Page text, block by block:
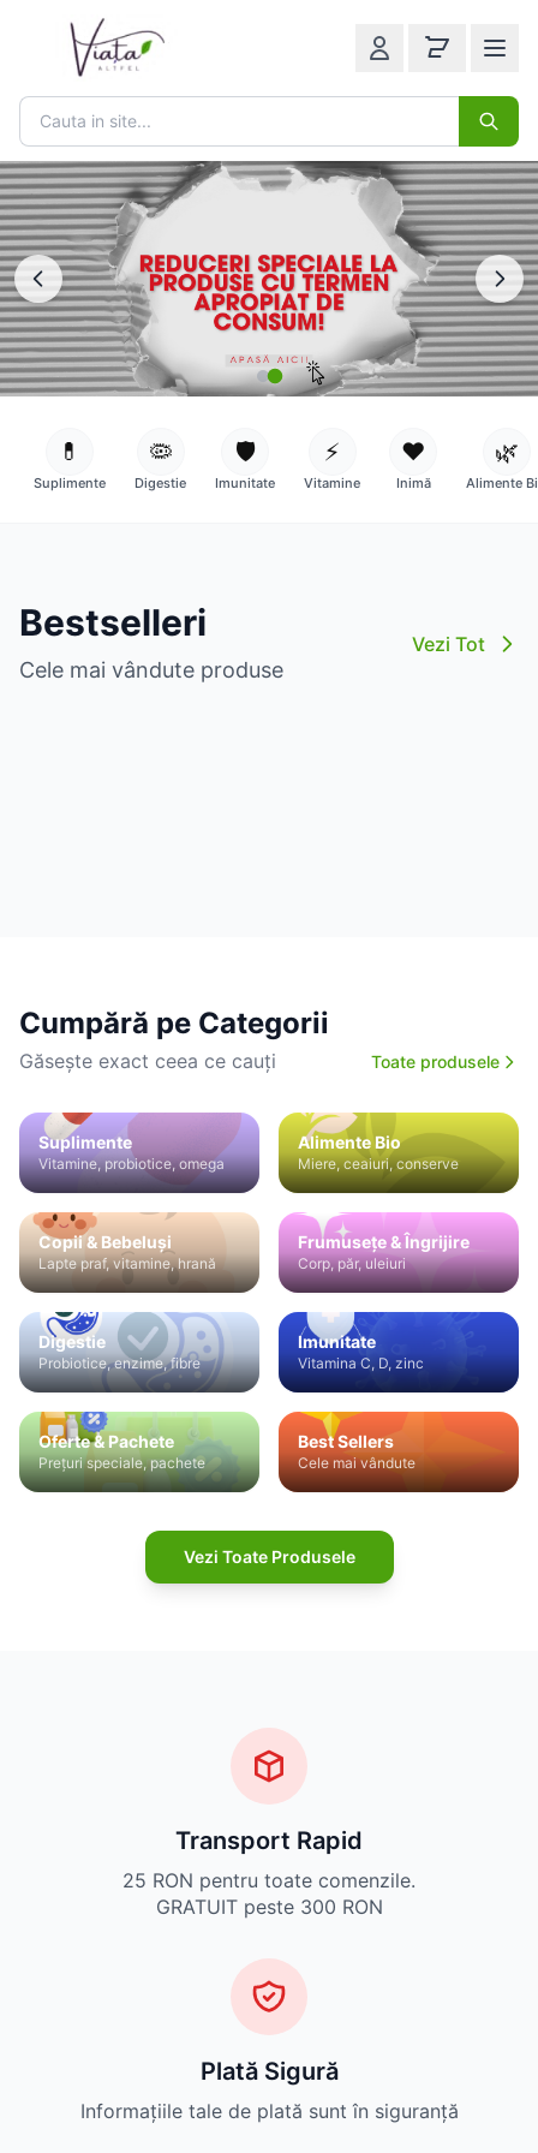
💊
Suplimente
🦠
Digestie
🛡️
Imunitate
⚡
Vitamine
❤️
Inimă
🌿
Alimente
Bestselleri
Cele mai vândute produse
Vezi Tot
Cumpără pe Categorii
Găsește exact ceea ce cauți Toate produsele
Suplimente
Vitamine, probiotice, omega
Alimente Bio
Miere, ceaiuri, conserve
Copii & Bebeluși
Lapte praf, vitamine, hrană
Frumusețe & Îngrijire
Corp, păr, uleiuri
Digestie
Probiotice, enzime, fibre
Imunitate
Vitamina C, D, zinc
Oferte & Pachete
Prețuri speciale, pachete
Best Sellers
Cele mai vândute
Vezi Toate Produsele
Transport Rapid
25 RON pentru toate comenzile.
GRATUIT peste 300 RON
Plată Sigură
Informațiile tale de plată sunt în siguranță